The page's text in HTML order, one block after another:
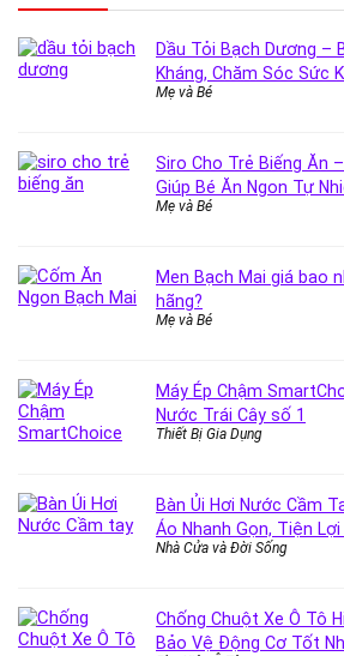
Dầu Tỏi Bạch Dương –
Kháng, Chăm Sóc Sức
Mẹ và Bé
Siro Cho Trẻ Biếng Ăn
Giúp Bé Ăn Ngon Tự
Mẹ và Bé
Men Bạch Mai giá bao
hãng?
Mẹ và Bé
Máy Ép Chậm
Nước Trái Cây số 1
Thiết Bị Gia Dụng
Bàn Ủi Hơi Nước Cầm
Áo Nhanh Gọn, Tiện Lợi
Nhà Cửa và Đời Sống
Chống Chuột Xe Ô Tô
Bảo Vệ Động Cơ Tốt